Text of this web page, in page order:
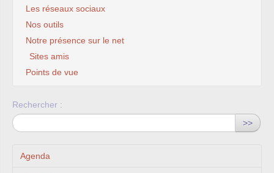
Les réseaux sociaux
Nos outils
Notre présence sur le net
Sites amis
Points de vue
Rechercher :
>>
Agenda